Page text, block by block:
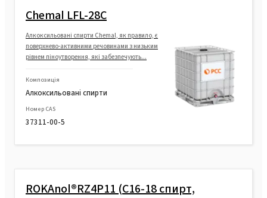
Chemal LFL-28C
Алкоксильовані спирти Chemal, як правило, є
поверхнево-активними речовинами з низьким
рівнем піноутворення, які забезпечують...
Композиція
Алкоксильовані спирти
Номер CAS
37311-00-5
ROKAnol®RZ4P11 (C16-18 спирт,